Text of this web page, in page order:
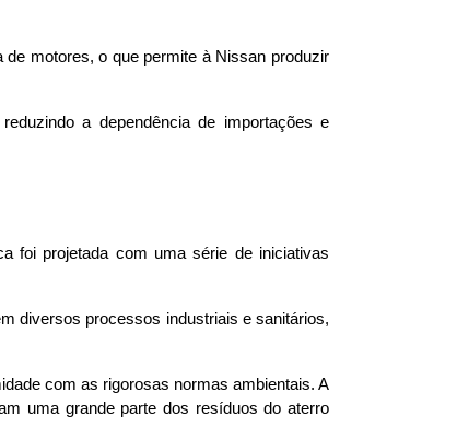
motores, o que permite à Nissan produzir
a dependência de importações e
foi projetada com uma série de iniciativas
diversos processos industriais e sanitários,
com as rigorosas normas ambientais. A
uma grande parte dos resíduos do aterro